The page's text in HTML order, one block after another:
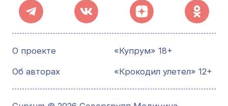
О проекте
Об авторах
«Купрум» 18+
«Крокодил улетел» 12+